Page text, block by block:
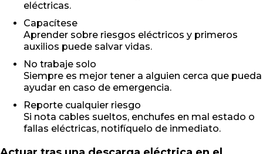
eléctricas.
Capacítese
Aprender sobre riesgos eléctricos y primeros
auxilios puede salvar vidas.
No trabaje solo
Siempre es mejor tener a alguien cerca que pueda
ayudar en caso de emergencia.
Reporte cualquier riesgo
Si nota cables sueltos, enchufes en mal estado o
fallas eléctricas, notifíquelo de inmediato.